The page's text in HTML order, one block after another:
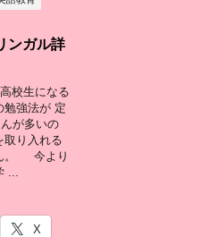
ンガル詳
校生になる
勉強法が 定
が多いの
取り入れる
。 今より
...
X